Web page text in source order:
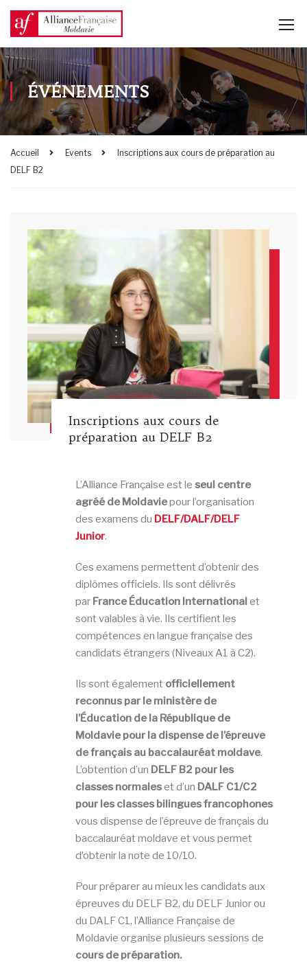
ÉVÉNEMENTS
Accueil Events
Inscriptions aux cours de préparation au
DELF B2
Inscriptions aux cours de
préparation au DELF B2
L’Alliance Française est le seul centre
agréé de Moldaviepour l’organisation
des examens du DELF/DALF/DELF
Junior.
Ces examens permettent d’obtenir des
diplômes officiels. Ils sont délivrés
par France Éducation International et
sont valables à vie. Ils certifient les
compétences en langue française des
candidats étrangers (Niveaux A1 à C2).
Ils sont également officiellement
reconnus par le ministère de
l’Éducation de la République de
Moldavie pour la dispense de l’épreuve
de français au baccalauréat moldave.
L’obtention d’un DELF B2 pour les
classes normaleset d’un DALF C1/C2
pour les classes bilingues francophones
vous dispense de l’épreuve de français du
baccalauréat moldave et vous permet
d’obtenir la note de 10/10.
Pour préparer au mieux les candidats aux
épreuves du DELF B2, du DELF Junior ou
du DALF C1, l’Alliance Française de
Moldavie organise plusieurs sessions de
cours de préparation.